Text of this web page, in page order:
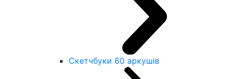
Скетчбуки 60 аркушів